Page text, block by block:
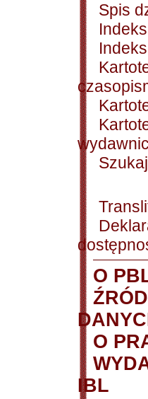
Spis
O
O
IBL